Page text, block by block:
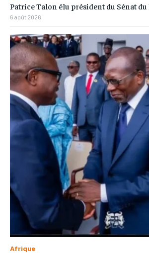
Patrice Talon élu président du Sénat du
6 août 2026
Afrique